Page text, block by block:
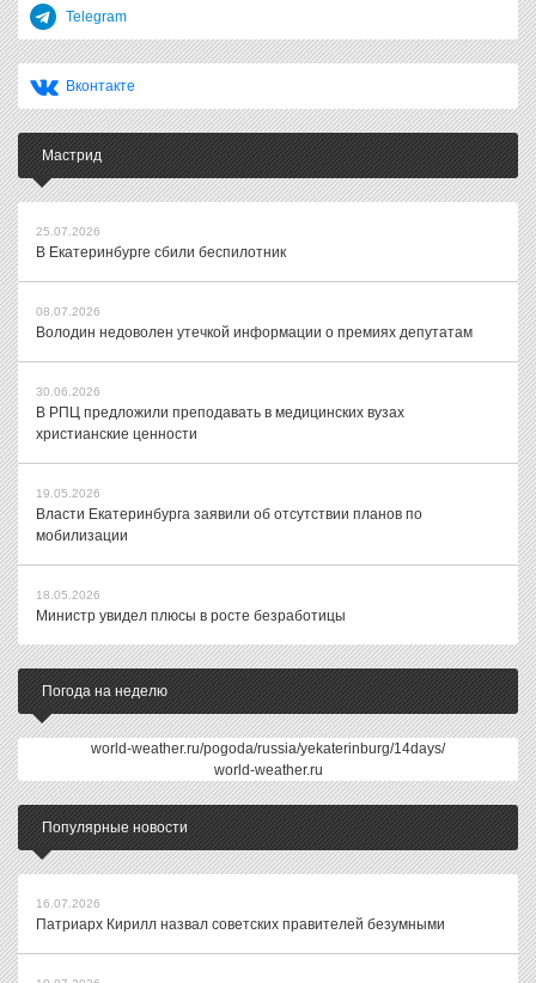
Telegram
Вконтакте
Мастрид
25.07.2026
В Екатеринбурге сбили беспилотник
08.07.2026
Володин недоволен утечкой информации о премиях депутатам
30.06.2026
В РПЦ предложили преподавать в медицинских вузах
христианские ценности
19.05.2026
Власти Екатеринбурга заявили об отсутствии планов по
мобилизации
18.05.2026
Министр увидел плюсы в росте безработицы
Погода на неделю
world-weather.ru/pogoda/russia/yekaterinburg/14days/
world-weather.ru
Популярные новости
16.07.2026
Патриарх Кирилл назвал советских правителей безумными